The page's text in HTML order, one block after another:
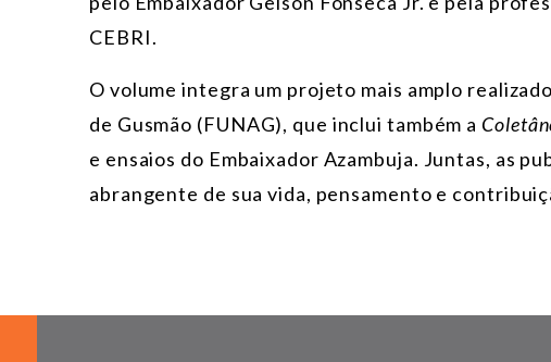
CEBRI.
O volume integra um projeto mais amplo
de Gusmão (FUNAG), que inclui também a
e ensaios do Embaixador Azambuja. Juntas, as
abrangente de sua vida, pensamento e